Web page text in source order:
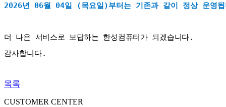
2026년 06월 04일 (목요일)부터는 기존과 같이 정상 운영
더 나은 서비스로 보답하는 한성컴퓨터가 되겠습니다.
감사합니다.
목록
CUSTOMER CENTER